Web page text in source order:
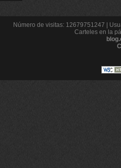
Número de visitas: 12679751247 |
Carteles en la